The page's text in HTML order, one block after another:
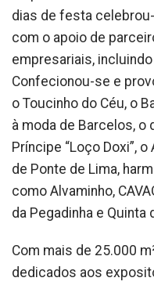
dias de festa
com o apoio de
empresariais,
Confecionou-se e
o Toucinho do Céu, o
à moda de Barcelos, o
Príncipe “Loço Doxi”,
de Ponte de Lima,
como Alvaminho,
da Pegadinha e Quinta
Com mais de 25.000
dedicados aos